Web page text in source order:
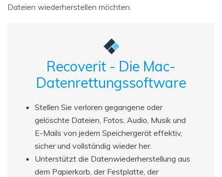
Dateien wiederherstellen möchten.
Recoverit - Die Mac-
Datenrettungssoftware
Stellen Sie verloren gegangene oder
gelöschte Dateien, Fotos, Audio, Musik und
E-Mails von jedem Speichergerät effektiv,
sicher und vollständig wieder her.
Unterstützt die Datenwiederherstellung aus
dem Papierkorb, der Festplatte, der